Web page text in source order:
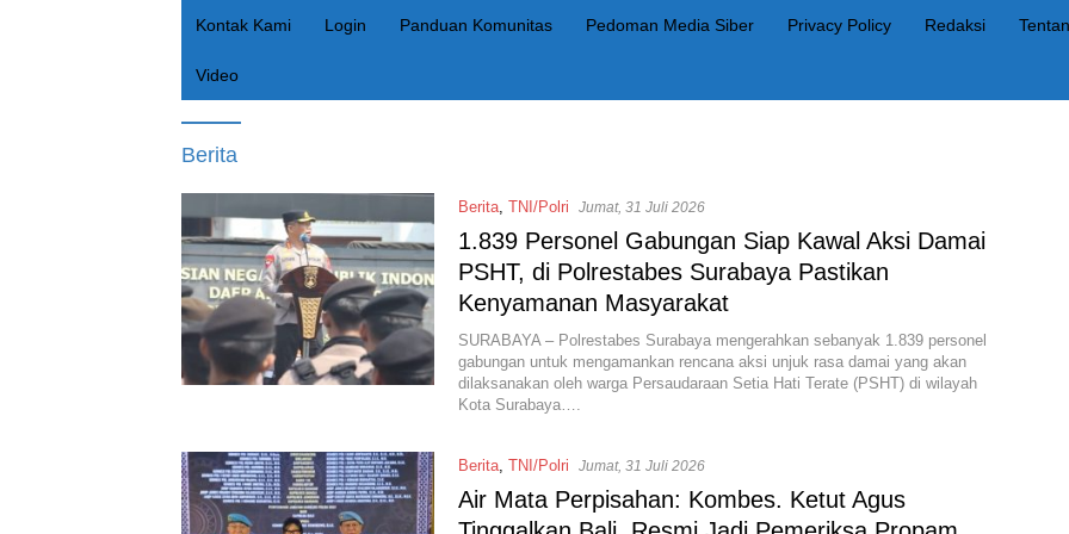
Kontak Kami Login Panduan Komunitas Pedoman Media Siber Privacy Policy Redaksi
Video
Berita
Berita, TNI/Polri Jumat, 31 Juli 2026
1.839 Personel Gabungan Siap Kawal Aksi Damai
PSHT, di Polrestabes Surabaya Pastikan
Kenyamanan Masyarakat
SURABAYA – Polrestabes Surabaya mengerahkan sebanyak 1.839 personel
gabungan untuk mengamankan rencana aksi unjuk rasa damai yang akan
dilaksanakan oleh warga Persaudaraan Setia Hati Terate (PSHT) di wilayah
Kota Surabaya….
Berita, TNI/Polri Jumat, 31 Juli 2026
Air Mata Perpisahan: Kombes. Ketut Agus